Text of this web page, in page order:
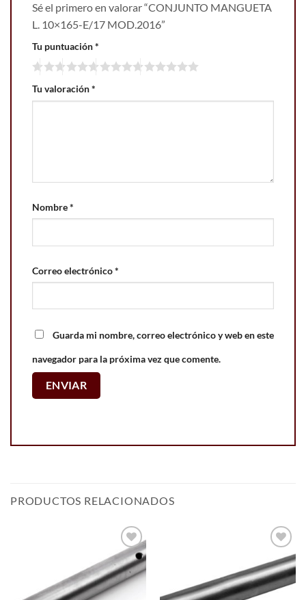
Sé el primero en valorar “CONJUNTO MANGUETA
L. 10×165-E/17 MOD.2016”
Tu puntuación*
Tu valoración*
Nombre*
Correo electrónico*
Guarda mi nombre, correo electrónico y web en este
navegador para la próxima vez que comente.
PRODUCTOS RELACIONADOS
Add to
wishlist
Add to
wishlist